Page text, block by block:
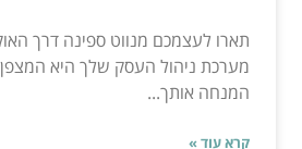
תארו לעצמכם מנווט ספינה דרך
מערכת ניהול העסק שלך היא
המנחה אותך...
קרא עוד »